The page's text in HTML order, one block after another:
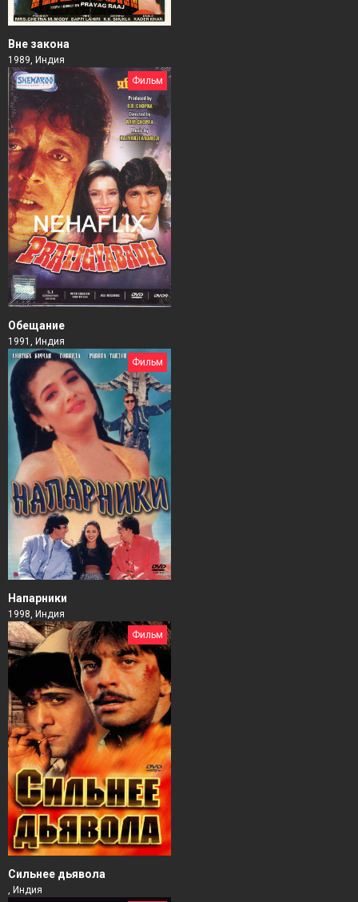
Вне закона
1989, Индия
Фильм
Обещание
1991, Индия
Фильм
Напарники
1998, Индия
Фильм
Сильнее дьявола
, Индия